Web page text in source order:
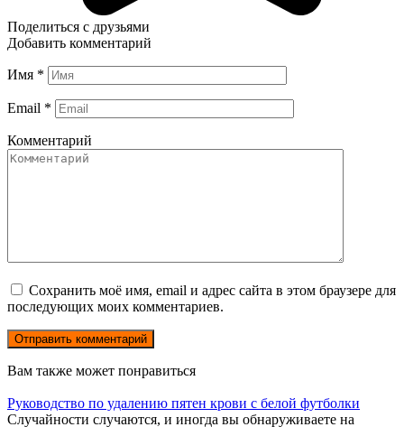
Поделиться с друзьями
Добавить комментарий
Имя *
Email *
Комментарий
Сохранить моё имя, email и адрес сайта в этом браузере для
последующих моих комментариев.
Вам также может понравиться
Руководство по удалению пятен крови с белой футболки
Случайности случаются, и иногда вы обнаруживаете на